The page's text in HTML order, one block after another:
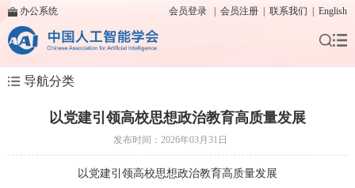
办公系统 会员登录 会员注册 联系我们 English
导航分类
以党建引领高校思想政治教育高质量发展
发布时间：2026年03月31日
以党建引领高校思想政治教育高质量发展